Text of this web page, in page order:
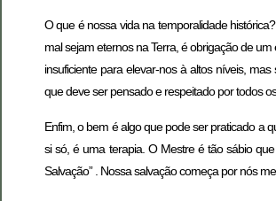
O que é nossa vida na temporalidade
mal sejam eternos na Terra, é obrigação de
insuficiente para elevar-nos à altos níveis,
que deve ser pensado e respeitado por todos
Enfim, o bem é algo que pode ser praticado a
si só, é uma terapia. O Mestre é tão sábio
Salvação” . Nossa salvação começa por nós